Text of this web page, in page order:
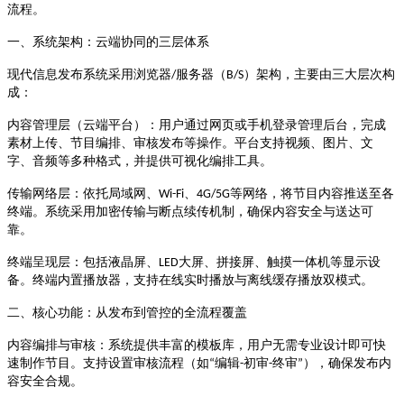
流程。
一、系统架构：云端协同的三层体系
现代信息发布系统采用浏览器/服务器（ B/S）架构，主要由三大层次构
成 ：
内容管理层（云端平台）
：用户通过网页或手机登录管理后台，完成
素材上传、节目编排、审核发布等操作。平台支持视频、图片、文
字、音频等多种格式，并提供可视化编排工具。
传输网络层 ：依托局域网、 Wi-Fi 4G/5G等网络，将节目内容推送至各
终端。系统采用加密传输与断点续传机制，确保内容安全与送达可
靠。
终端呈现层 ：包括液晶屏、 LED大屏、拼接屏、触摸一体机等显示设
备。终端内置播放器，支持在线实时播放与离线缓存播放双模式。
二、核心功能：从发布到管控的全流程覆盖
内容编排与审核 ：系统提供丰富的模板库，用户无需专业设计即可快
速制作节目。支持设置审核流程（如“编辑-初审-终审” ），确保发布内
容安全合规。